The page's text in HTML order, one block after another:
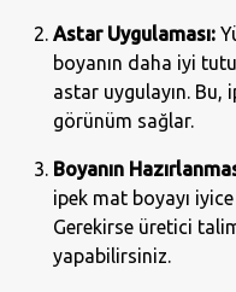
Astar Uygulaması:
boyanın daha iyi
astar uygulayın. Bu,
görünüm sağlar.
Boyanın
ipek mat boyayı
Gerekirse üretici
yapabilirsiniz.